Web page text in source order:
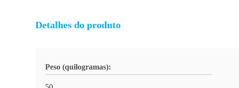
Detalhes do produto
Peso (quilogramas):